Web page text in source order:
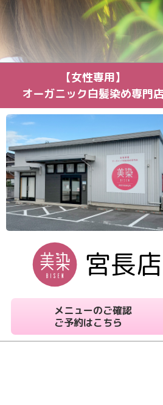
【女性専用】
オーガニック白髪染め専門店
宮長店
メニューのご確認
ご予約はこちら